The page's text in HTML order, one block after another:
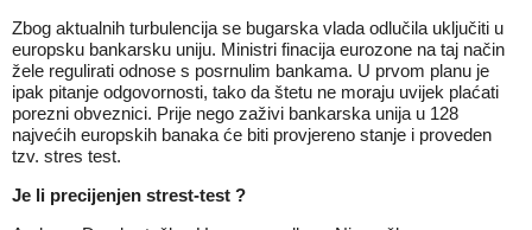
Zbog aktualnih turbulencija se bugarska vlada odlučila uključiti u
europsku bankarsku uniju. Ministri finacija eurozone na taj način
žele regulirati odnose s posrnulim bankama. U prvom planu je
ipak pitanje odgovornosti, tako da štetu ne moraju uvijek plaćati
porezni obveznici. Prije nego zaživi bankarska unija u 128
najvećih europskih banaka će biti provjereno stanje i proveden
tzv. stres test.
Je li precijenjen strest-test ?